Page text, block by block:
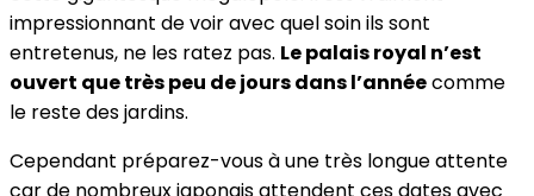
impressionnant de voir avec quel soin ils sont
entretenus, ne les ratez pas. Le palais royal n’est
ouvert que très peu de jours dans l’annéecomme
le reste des jardins.
Cependant préparez-vous à une très longue attente